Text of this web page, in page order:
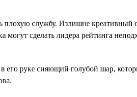
службу. Излишне креативный
могут сделать лидера рейтинга
его руке сияющий голубой шар,